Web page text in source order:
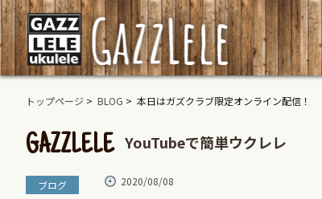
トップページ > BLOG > 本日はガズクラブ限定オンライン配信！
GAZZLELE YouTubeで簡単ウクレレ
ブログ 2020/08/08